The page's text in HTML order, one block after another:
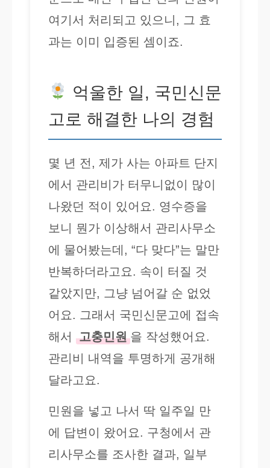
여기서 처리되고 있으니, 그 효
과는 이미 입증된 셈이죠.
억울한 일, 국민신문
고로 해결한 나의 경험
몇 년 전, 제가 사는 아파트 단지
에서 관리비가 터무니없이 많이
나왔던 적이 있어요. 영수증을
보니 뭔가 이상해서 관리사무소
에 물어봤는데, “다 맞다”는 말만
반복하더라고요. 속이 터질 것
같았지만, 그냥 넘어갈 순 없었
어요. 그래서 국민신문고에 접속
해서
고충민원 을 작성했어요.
관리비 내역을 투명하게 공개해
달라고요.
민원을 넣고 나서 딱 일주일 만
에 답변이 왔어요. 구청에서 관
리사무소를 조사한 결과, 일부